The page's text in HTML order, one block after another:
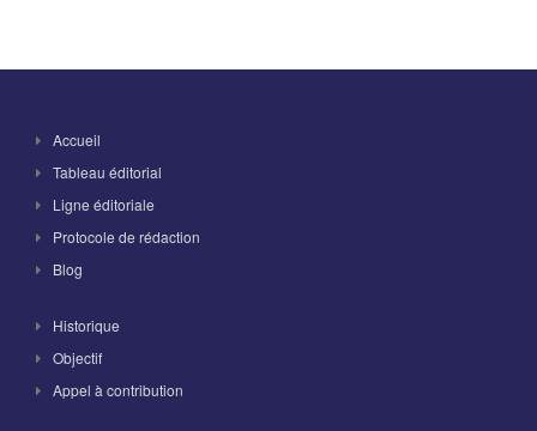
Accueil
Tableau éditorial
Ligne éditoriale
Protocole de rédaction
Blog
Historique
Objectif
Appel à contribution